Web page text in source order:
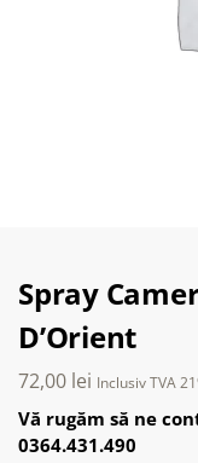
Spray
D’Orient
72,00 lei Inclusiv TVA
Vă rugăm să ne
0364.431.490